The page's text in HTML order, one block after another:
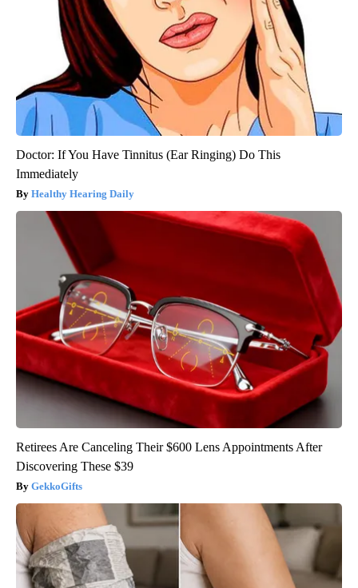
Doctor: If You Have Tinnitus (Ear Ringing) Do This
Immediately
Healthy Hearing Daily
Retirees Are Canceling Their $600 Lens Appointments After
Discovering These $39
GekkoGifts